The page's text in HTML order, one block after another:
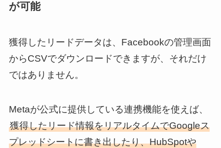
が可能
獲得したリードデータは、Facebookの管理画面
からCSVでダウンロードできますが、それだけ
ではありません。
Metaが公式に提供している連携機能を使えば、
獲得したリード情報をリアルタイムでGoogleス
プレッドシートに書き出したり、HubSpotや